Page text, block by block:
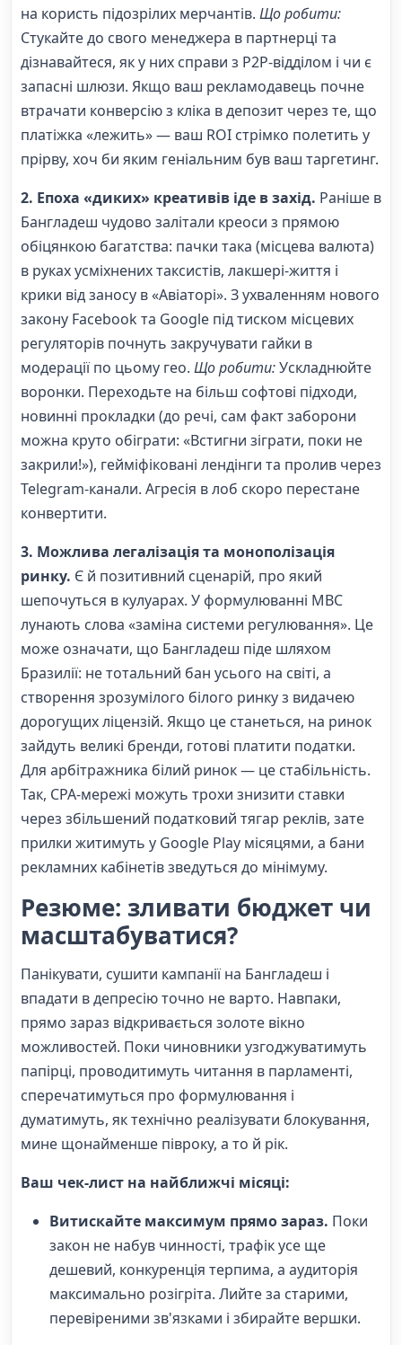
на користь підозрілих мерчантів. Що робити:
Стукайте до свого менеджера в партнерці та
дізнавайтеся, як у них справи з P2P-відділом і чи є
запасні шлюзи. Якщо ваш рекламодавець почне
втрачати конверсію з кліка в депозит через те, що
платіжка «лежить» — ваш ROI стрімко полетить у
прірву, хоч би яким геніальним був ваш таргетинг.
2. Епоха «диких» креативів іде в захід. Раніше в
Бангладеш чудово залітали креоси з прямою
обіцянкою багатства: пачки така (місцева валюта)
в руках усміхнених таксистів, лакшері-життя і
крики від заносу в «Авіаторі». З ухваленням нового
закону Facebook та Google під тиском місцевих
регуляторів почнуть закручувати гайки в
модерації по цьому гео. Що робити:Ускладнюйте
воронки. Переходьте на більш софтові підходи,
новинні прокладки (до речі, сам факт заборони
можна круто обіграти: «Встигни зіграти, поки не
закрили!»), гейміфіковані лендінги та пролив через
Telegram-канали. Агресія в лоб скоро перестане
конвертити.
3. Можлива легалізація та монополізація
ринку. Є й позитивний сценарій, про який
шепочуться в кулуарах. У формулюванні МВС
лунають слова «заміна системи регулювання». Це
може означати, що Бангладеш піде шляхом
Бразилії: не тотальний бан усього на світі, а
створення зрозумілого білого ринку з видачею
дорогущих ліцензій. Якщо це станеться, на ринок
зайдуть великі бренди, готові платити податки.
Для арбітражника білий ринок — це стабільність.
Так, CPA-мережі можуть трохи знизити ставки
через збільшений податковий тягар реклів, зате
прилки житимуть у Google Play місяцями, а бани
рекламних кабінетів зведуться до мінімуму.
Резюме: зливати бюджет чи
масштабуватися?
Панікувати, сушити кампанії на Бангладеш і
впадати в депресію точно не варто. Навпаки,
прямо зараз відкривається золоте вікно
можливостей. Поки чиновники узгоджуватимуть
папірці, проводитимуть читання в парламенті,
сперечатимуться про формулювання і
думатимуть, як технічно реалізувати блокування,
мине щонайменше півроку, а то й рік.
Ваш чек-лист на найближчі місяці:
Витискайте максимум прямо зараз. Поки
закон не набув чинності, трафік усе ще
дешевий, конкуренція терпима, а аудиторія
максимально розігріта. Лийте за старими,
перевіреними зв'язками і збирайте вершки.